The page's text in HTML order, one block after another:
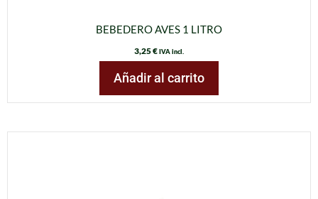
BEBEDERO AVES 1 LITRO
3,25€ IVA incl.
Añadir al carrito